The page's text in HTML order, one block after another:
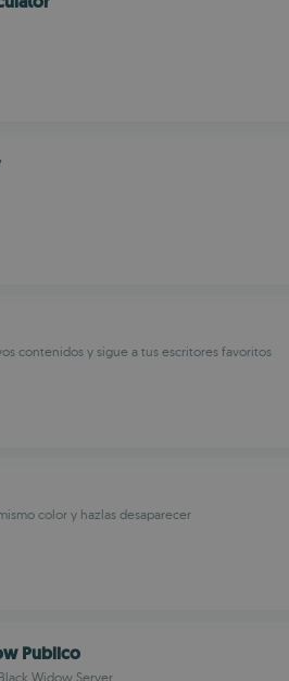
contenidos y sigue a tus escritores favoritos
color y hazlas desaparecer
Publico
Widow Server